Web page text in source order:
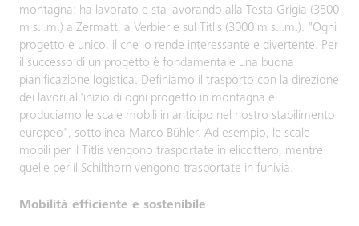
montagna: ha lavorato e sta lavorando alla Testa Grigia (3500
m s.l.m.) a Zermatt, a Verbier e sul Titlis (3000 m s.l.m.). "Ogni
progetto è unico, il che lo rende interessante e divertente. Per
il successo di un progetto è fondamentale una buona
pianificazione logistica. Definiamo il trasporto con la direzione
dei lavori all'inizio di ogni progetto in montagna e
produciamo le scale mobili in anticipo nel nostro stabilimento
europeo", sottolinea Marco Bühler. Ad esempio, le scale
mobili per il Titlis vengono trasportate in elicottero, mentre
quelle per il Schilthorn vengono trasportate in funivia.
Mobilità efficiente e sostenibile